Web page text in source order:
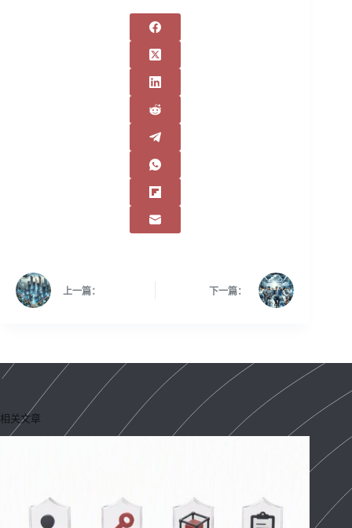
上一篇： 下一篇：
相关文章